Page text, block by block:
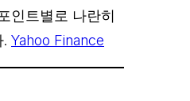
인트별로 나란히
Yahoo Finance